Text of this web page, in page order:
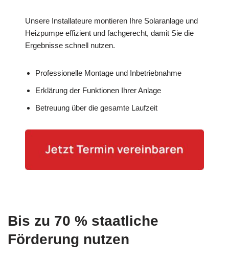
Unsere Installateure montieren Ihre Solaranlage und
Heizpumpe effizient und fachgerecht, damit Sie die
Ergebnisse schnell nutzen.
Professionelle Montage und Inbetriebnahme
Erklärung der Funktionen Ihrer Anlage
Betreuung über die gesamte Laufzeit
Bis zu 70 % staatliche
Förderung nutzen